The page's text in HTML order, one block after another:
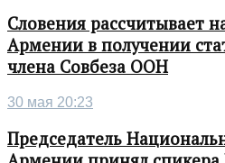
Словения рассчитывает
Армении в получении
члена Совбеза ООН
30 мая 20:23
Председатель